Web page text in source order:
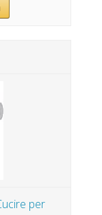
per